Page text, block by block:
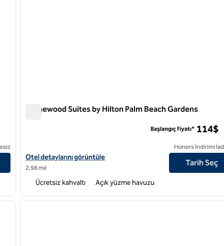
Homewood Suites by Hilton Palm Beach Gardens
Homewood Suites by Hilton Palm Beach Gardens için otel
Otel detaylarını görüntüle
2,98 mil
Başlangıç fiyatı* 114$
Honors İndirimi
Tarih Seç
Ücretsiz kahvaltı Açık yüzme havuzu
sonraki görsel
1 / 12